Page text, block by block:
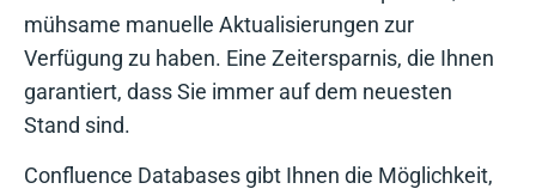
mühsame manuelle Aktualisierungen zur
Verfügung zu haben. Eine Zeitersparnis, die Ihnen
garantiert, dass Sie immer auf dem neuesten
Stand sind.
Confluence Databases gibt Ihnen die Möglichkeit,